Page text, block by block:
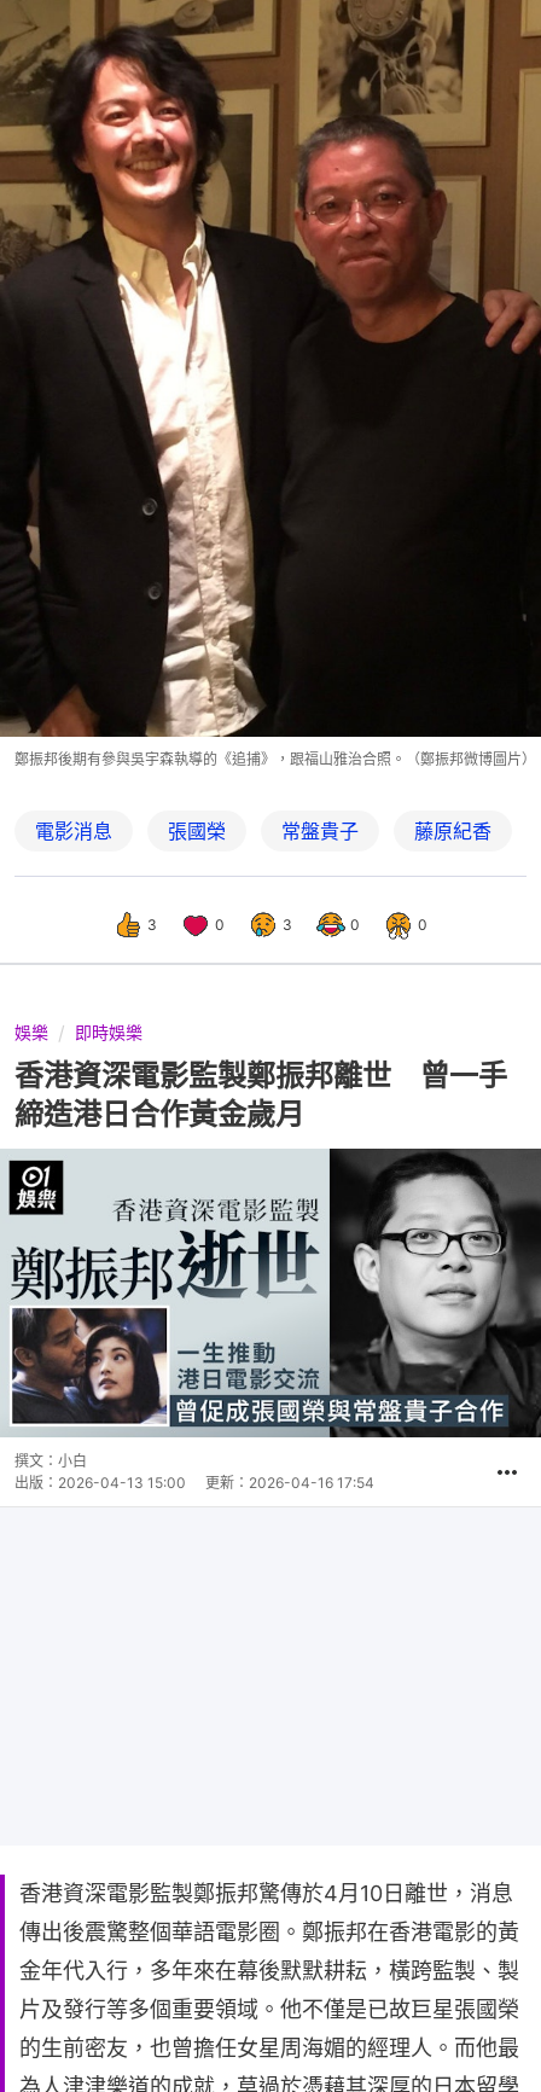
鄭振邦後期有參與吳宇森執導的《追捕》，跟福山雅治合照。（鄭振邦微博圖片）
電影消息 張國榮 常盤貴子 藤原紀香
3 0 3 0 0
娛樂 即時娛樂
香港資深電影監製鄭振邦離世 曾一手
締造港日合作黃金歲月
撰文： 小白
出版： 2026-04-13 15:00 更新： 2026-04-16 17:54
香港資深電影監製鄭振邦驚傳於4月10日離世，消息
傳出後震驚整個華語電影圈。鄭振邦在香港電影的黃
金年代入行，多年來在幕後默默耕耘，橫跨監製、製
片及發行等多個重要領域。他不僅是已故巨星張國榮
的生前密友，也曾擔任女星周海媚的經理人。而他最
為人津津樂道的成就，莫過於憑藉其深厚的日本留學